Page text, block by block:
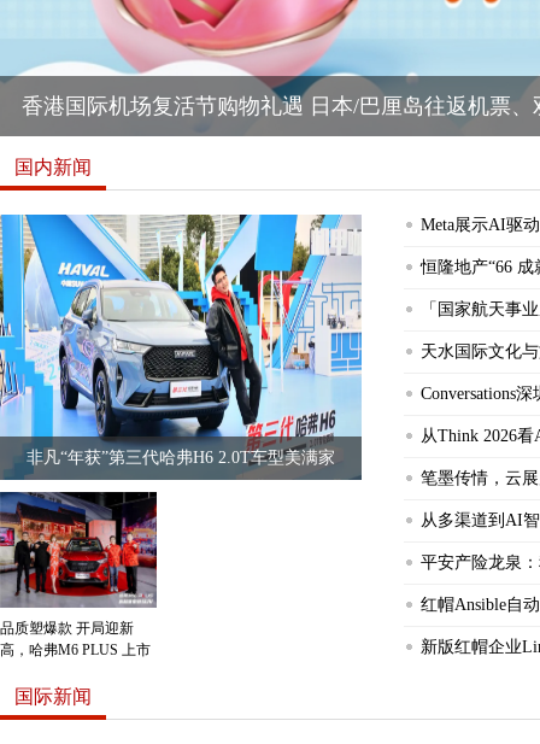
香港国际机场复活节购物礼遇 日本/巴厘岛往返机票、
非凡“年获”第三代哈弗H6 2.0T车型美满家庭之选
国内新闻
非凡“年获”第三代哈弗H6 2.0T车型美满家
品质塑爆款 开局迎新
高，哈弗M6 PLUS 上市
Meta展示AI驱
恒隆地产“66
「国家航天事
天水国际文化
Conversations
从Think 2026
笔墨传情，云
从多渠道到AI
平安产险龙泉
红帽Ansible自
新版红帽企业
国际新闻